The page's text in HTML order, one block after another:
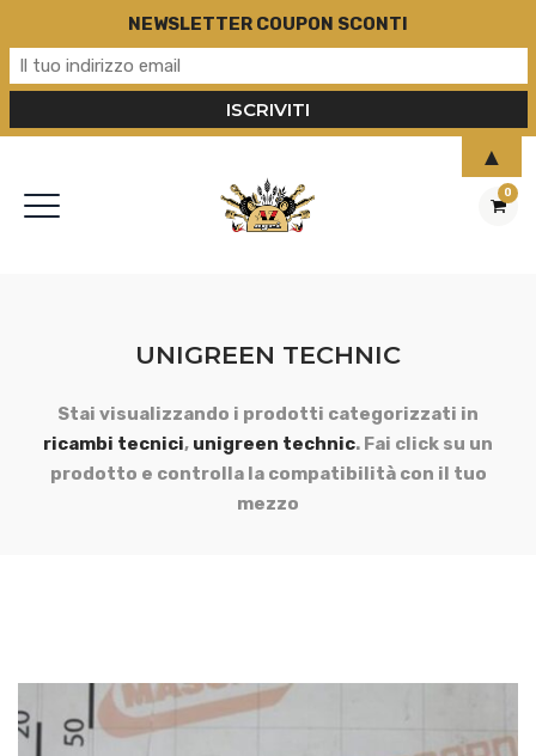
0
UNIGREEN TECHNIC
Stai visualizzando i prodotti categorizzati in
ricambi tecnici, unigreen technic. Fai click su un
prodotto e controlla la compatibilità con il tuo
mezzo
NEWSLETTER COUPON SCONTI
▲